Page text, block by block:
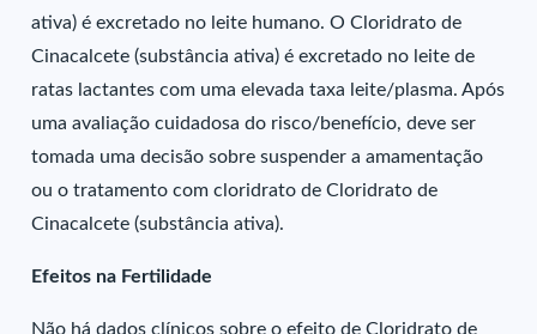
ativa) é excretado no leite humano. O Cloridrato de
Cinacalcete (substância ativa) é excretado no leite de
ratas lactantes com uma elevada taxa leite/plasma. Após
uma avaliação cuidadosa do risco/benefício, deve ser
tomada uma decisão sobre suspender a amamentação
ou o tratamento com cloridrato de Cloridrato de
Cinacalcete (substância ativa).
Efeitos na Fertilidade
Não há dados clínicos sobre o efeito de Cloridrato de